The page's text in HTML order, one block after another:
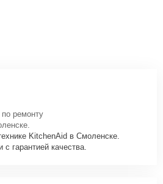
ремонту
KitchenAid в Смоленске.
гарантией качества.